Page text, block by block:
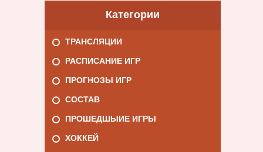
Категории
ТРАНСЛЯЦИИ
РАСПИСАНИЕ ИГР
ПРОГНОЗЫ ИГР
СОСТАВ
ПРОШЕДШЫИЕ ИГРЫ
ХОККЕЙ